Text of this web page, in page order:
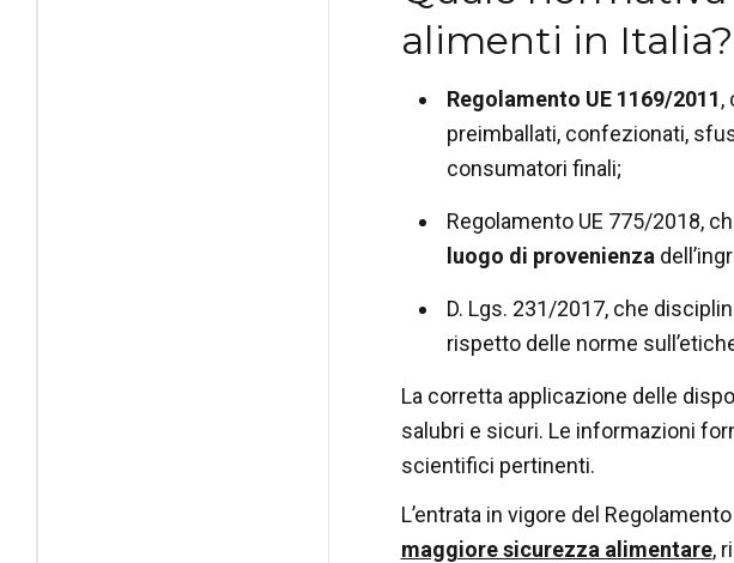
alimenti in Italia?
Regolamento UE 1169/2011,
preimballati, confezionati,
consumatori finali;
Regolamento UE 775/2018,
luogo di provenienza
D. Lgs. 231/2017, che
rispetto delle norme
La corretta applicazione delle
salubri e sicuri. Le informazioni
scientifici pertinenti.
L’entrata in vigore del
maggiore sicurezza alimentare,